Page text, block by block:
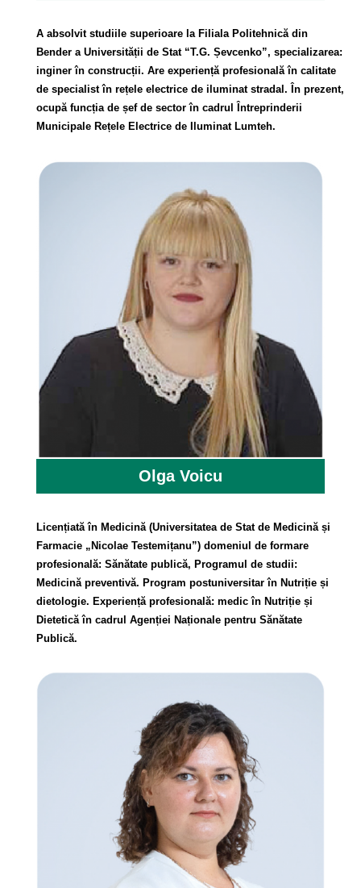
A absolvit studiile superioare la Filiala Politehnică din
Bender a Universității de Stat “T.G. Șevcenko”, specializarea:
inginer în construcții. Are experiență profesională în calitate
de specialist în rețele electrice de iluminat stradal. În prezent,
ocupă funcția de șef de sector în cadrul Întreprinderii
Municipale Rețele Electrice de Iluminat Lumteh.
Olga Voicu
Licențiată în Medicină (Universitatea de Stat de Medicină și
Farmacie „Nicolae Testemițanu”) domeniul de formare
profesională: Sănătate publică, Programul de studii:
Medicină preventivă. Program postuniversitar în Nutriție și
dietologie. Experiență profesională: medic în Nutriție și
Dietetică în cadrul Agenției Naționale pentru Sănătate
Publică.